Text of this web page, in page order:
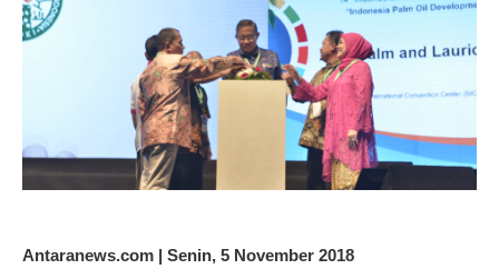
Antaranews.com | Senin, 5 November 2018